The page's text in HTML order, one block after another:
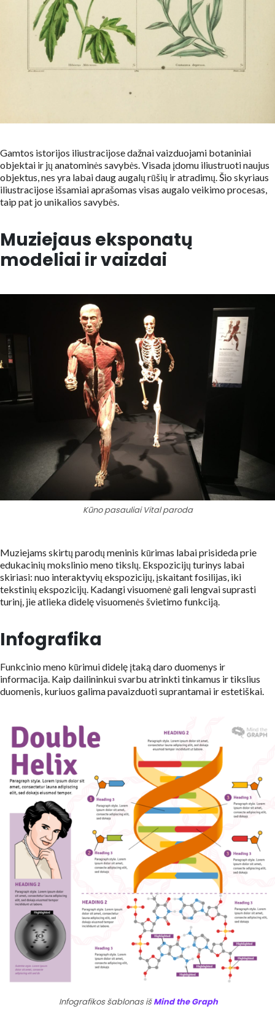
Gamtos istorijos iliustracijose dažnai vaizduojami botaniniai
objektai ir jų anatominės savybės. Visada įdomu iliustruoti naujus
objektus, nes yra labai daug augalų rūšių ir atradimų. Šio skyriaus
iliustracijose išsamiai aprašomas visas augalo veikimo procesas,
taip pat jo unikalios savybės.
Muziejaus eksponatų
modeliai ir vaizdai
Kūno pasauliai Vital paroda
Muziejams skirtų parodų meninis kūrimas labai prisideda prie
edukacinių mokslinio meno tikslų. Ekspozicijų turinys labai
skiriasi: nuo interaktyvių ekspozicijų, įskaitant fosilijas, iki
tekstinių ekspozicijų. Kadangi visuomenė gali lengvai suprasti
turinį, jie atlieka didelę visuomenės švietimo funkciją.
Infografika
Funkcinio meno kūrimui didelę įtaką daro duomenys ir
informacija. Kaip dailininkui svarbu atrinkti tinkamus ir tikslius
duomenis, kuriuos galima pavaizduoti suprantamai ir estetiškai.
Infografikos šablonasišMind the Graph